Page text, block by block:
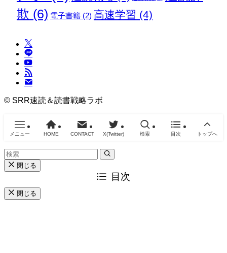
欺 (6) 電子書籍(2) 高速学習 (4)
© SRR速読＆読書戦略ラボ
メニュー HOME CONTACT X(Twitter) 検索 目次 トップへ
閉じる
目次
閉じる